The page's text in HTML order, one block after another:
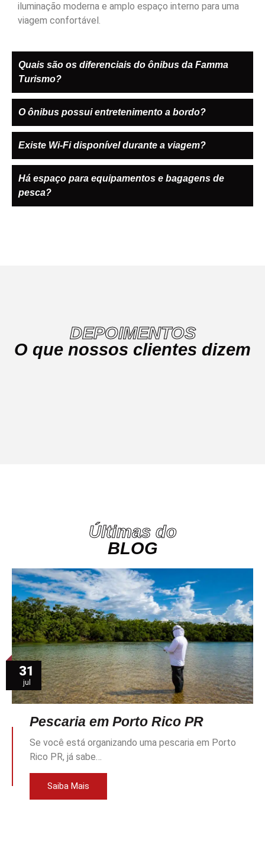
iluminação moderna e amplo espaço interno para uma
viagem confortável.
Quais são os diferenciais do ônibus da Famma
Turismo?
O ônibus possui entretenimento a bordo?
Existe Wi-Fi disponível durante a viagem?
Há espaço para equipamentos e bagagens de
pesca?
DEPOIMENTOS
O que nossos clientes dizem
Últimas do
BLOG
31
jul
Pescaria em Porto Rico PR
Se você está organizando uma pescaria em Porto
Rico PR, já sabe…
Saiba Mais